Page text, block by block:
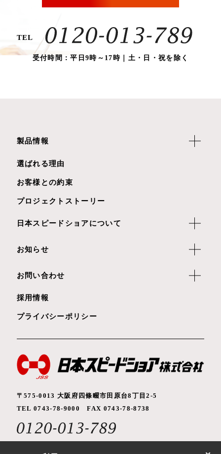
TEL
受付時間：平日9時～17時｜土・日・祝を除く
製品情報
選ばれる理由
お客様との約束
プロジェクトストーリー
日本スピードショアについて
お知らせ
お問い合わせ
採用情報
プライバシーポリシー
〒575-0013 大阪府四條畷市田原台8丁目2-5
TEL 0743-78-9000 FAX 0743-78-8738